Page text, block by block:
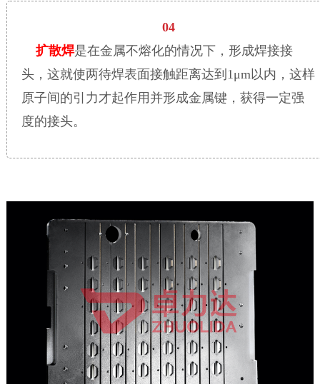
04
扩散焊是在金属不熔化的情况下，形成焊接接
头，这就使两待焊表面接触距离达到1μm以内，这样
原子间的引力才起作用并形成金属键，获得一定强
度的接头。